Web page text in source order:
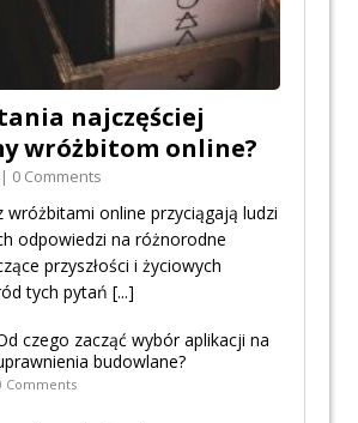
najczęściej
wróżbitom online?
0 Comments
wróżbitami online przyciągają ludzi
odpowiedzi na różnorodne
przyszłości i życiowych
tych pytań [...]
czego zacząć wybór aplikacji na
budowlane?
Comments